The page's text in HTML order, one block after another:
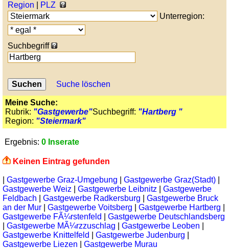
Region
PLZ
Unterregion:
Suchbegriff
Suche löschen
Meine Suche:
Rubrik: "Gastgewerbe"Suchbegriff: "Hartberg "
Region: "Steiermark"
Ergebnis: 0 Inserate
Keinen Eintrag gefunden
Gastgewerbe Graz-Umgebung Gastgewerbe Graz(Stadt)
Gastgewerbe Weiz
Gastgewerbe Leibnitz
Gastgewerbe
Feldbach
Gastgewerbe Radkersburg
Gastgewerbe Bruck
an der Mur
Gastgewerbe Voitsberg Gastgewerbe Hartberg
Gastgewerbe FÃ¼rstenfeld
Gastgewerbe Deutschlandsberg
Gastgewerbe MÃ¼rzzuschlag Gastgewerbe Leoben
Gastgewerbe Knittelfeld
Gastgewerbe Judenburg
Gastgewerbe Liezen
Gastgewerbe Murau